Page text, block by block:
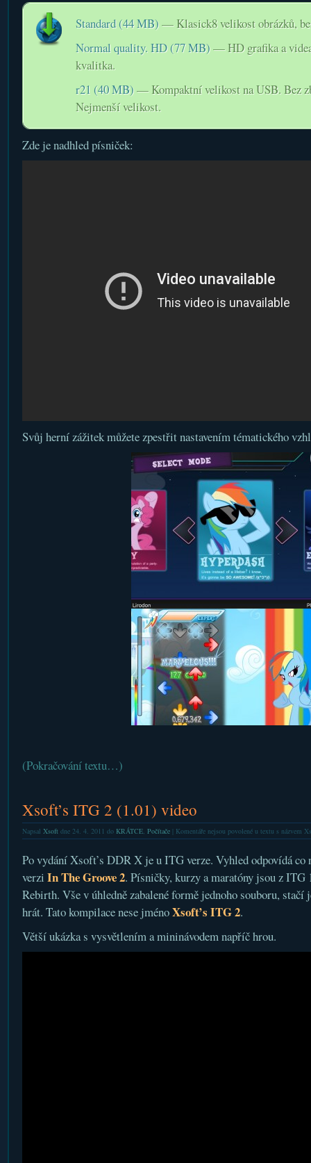
Standard (44 MB)— Klasick8 velikost obrázků,
Normal quality. HD (77 MB)— HD grafika a
kvalitka.
r21 (40 MB)— Kompaktní velikost na USB. Bez
Nejmenší velikost.
Zde je nadhled písniček:
Svůj herní zážitek můžete zpestřit nastavením tématického
(Pokračování textu…)
Xsoft’s ITG 2 (1.01) video
Napsal Xsoftdne 24. 4. 2011 do KRÁTCE, Počítače| Komentáře nejsou povolenéu textu s názvem
Po vydání Xsoft’s DDR X je u ITG verze. Vyhled odpovídá co
verzi In The Groove 2. Písničky, kurzy a maratóny jsou z
Rebirth. Vše v úhledně zabalené formě jednoho souboru, stačí
hrát. Tato kompilace nese jménoXsoft’s ITG 2.
Větší ukázka s vysvětlením a mininávodem napříč hrou.